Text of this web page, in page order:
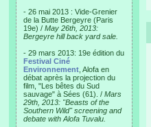
- 26 mai 2013 : Vide-Grenier
de la Butte Bergeyre (Paris
19e) / May 26th, 2013:
Bergeyre hill back yard sale.
- 29 mars 2013: 19e édition du
Festival Ciné
Environnement , Alofa en
débat après la projection du
film, "Les bêtes du Sud
sauvage" à Sées (61). / Mars
29th, 2013: "Beasts of the
Southern Wild" screening and
debate with Alofa Tuvalu.